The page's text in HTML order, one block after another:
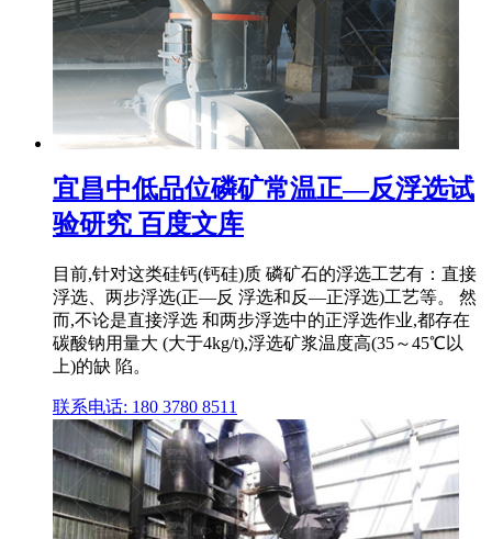
宜昌中低品位磷矿常温正—反浮选试
验研究 百度文库
目前,针对这类硅钙(钙硅)质 磷矿石的浮选工艺有：直接
浮选、两步浮选(正—反 浮选和反—正浮选)工艺等。 然
而,不论是直接浮选 和两步浮选中的正浮选作业,都存在
碳酸钠用量大 (大于4kg/t),浮选矿浆温度高(35～45℃以
上)的缺 陷。
联系电话: 180 3780 8511